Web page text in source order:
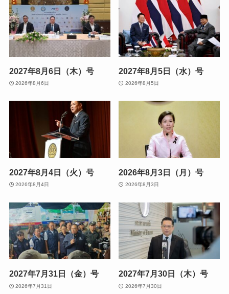
2027年8月6日（木）号
2026年8月6日
2027年8月5日（水）号
2026年8月5日
2027年8月4日（火）号
2026年8月4日
2026年8月3日（月）号
2026年8月3日
2027年7月31日（金）号
2026年7月31日
2027年7月30日（木）号
2026年7月30日